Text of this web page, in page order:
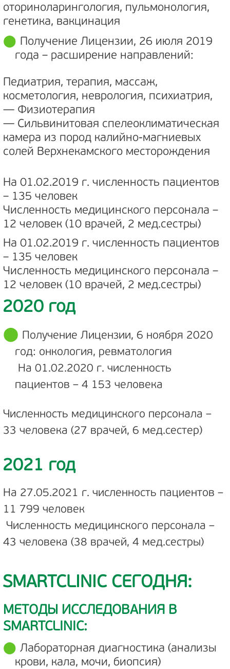
оториноларингология, пульмонология,
генетика, вакцинация
Получение Лицензии, 26 июля 2019
года – расширение направлений:
Педиатрия, терапия, массаж,
косметология, неврология, психиатрия,
— Физиотерапия
— Сильвинитовая спелеоклиматическая
камера из пород калийно-магниевых
солей Верхнекамского месторождения
На 01.02.2019 г. численность пациентов
– 135 человек
Численность медицинского персонала –
12 человек (10 врачей, 2 мед.сестры)
На 01.02.2019 г. численность пациентов
– 135 человек
Численность медицинского персонала –
12 человек (10 врачей, 2 мед.сестры)
2020 год
Получение Лицензии, 6 ноября 2020
год: онкология, ревматология
На 01.02.2020 г. численность
пациентов – 4 153 человека
Численность медицинского персонала –
33 человека (27 врачей, 6 мед.сестер)
2021 год
На 27.05.2021 г. численность пациентов –
11 799 человек
Численность медицинского персонала –
43 человека (38 врачей, 4 мед.сестры)
SMARTCLINICСЕГОДНЯ:
МЕТОДЫ ИССЛЕДОВАНИЯ В
SMARTCLINIC:
Лабораторная диагностика (анализы
крови, кала, мочи, биопсия)